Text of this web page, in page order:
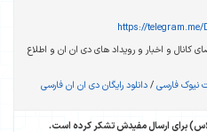
https://telegram.me/
و اخبار و رویداد های دی ان ان و اطلاع
نیوک فارسی/دانلود رایگان دی ان ان فارسی